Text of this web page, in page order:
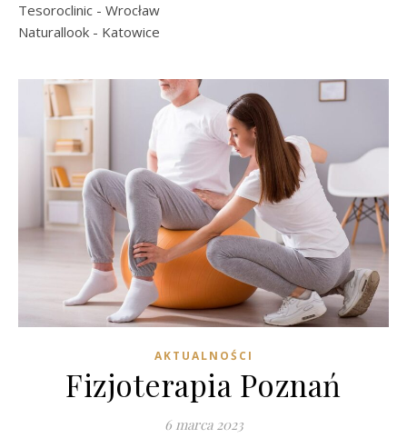
Tesoroclinic - Wrocław
Naturallook - Katowice
AKTUALNOŚCI
Fizjoterapia Poznań
6 marca 2023